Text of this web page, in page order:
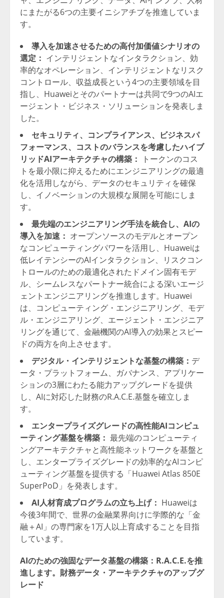
にまたがる6つの主要イニシアチブを推進していま
す。
導入を加速させるための高付加価値シナリオの
選定： インテリジェントなインタラクション、効
率的なオペレーション、インテリジェントなリスク
コントロール、収益成長という4つの主要領域を目
指し、Huaweiとそのパートナーは共同で9つのAIエ
ージェント・ビジネス・ソリューションを発表しま
した。
セキュリティ、コンプライアンス、ビジネスパ
フォーマンス、コストのバランスを考慮したハイブ
リッドAIアーキテクチャの構築：
トークンのコス
トを最小限に抑えるためにエンジニアリングの最適
化を活用しながら、データのセキュリティを確保
し、イノベーションの大規模な展開を可能にしま
す。
最先端のエンジニアリング手法を統合し、AIの
導入を加速： オープンソースのモデルとオープン
なコンピューティングパワーを活用し、Huaweiは
低レイテンシーのAIインタラクション、リスクコン
トロールのための最適化されたドメイン固有モデ
ル、シームレスなパートナー統合による深いエージ
ェントエンジニアリングを推進します。Huawei
は、コンピューティング・エンジニアリング、モデ
ル・エンジニアリング、エージェント・エンジニア
リングを通じて、金融機関のAI導入の効果とスピー
ドの両方を向上させます。
デジタル・インテリジェントな基盤の構築： デ
ータ・プラットフォーム、ガバナンス、アプリケー
ションの3層にわたる能力アップグレードを提供
し、AIに対応した財務のR.A.C.E.基盤を確立しま
す。
エンタープライズグレードの高性能AIコンピュ
ーティング基盤を構築： 最先端のコンピューティ
ングアーキテクチャと高性能ネットワークを基盤と
し、エンタープライズグレードの効率的なAIコンピ
ューティング基盤を提供する「Huawei Atlas 850E
SuperPoD」を発表します。
AI人材育成プログラムの立ち上げ： Huaweiは
今後3年間で、世界の金融業界向けに学際的な「金
融＋AI」の専門家を1万人以上育成することを目指
しています。
AIのための強固なデータ基盤の構築：R.A.C.E.を推
進します。財務データ・アーキテクチャのアップグ
レード